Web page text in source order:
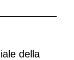
della